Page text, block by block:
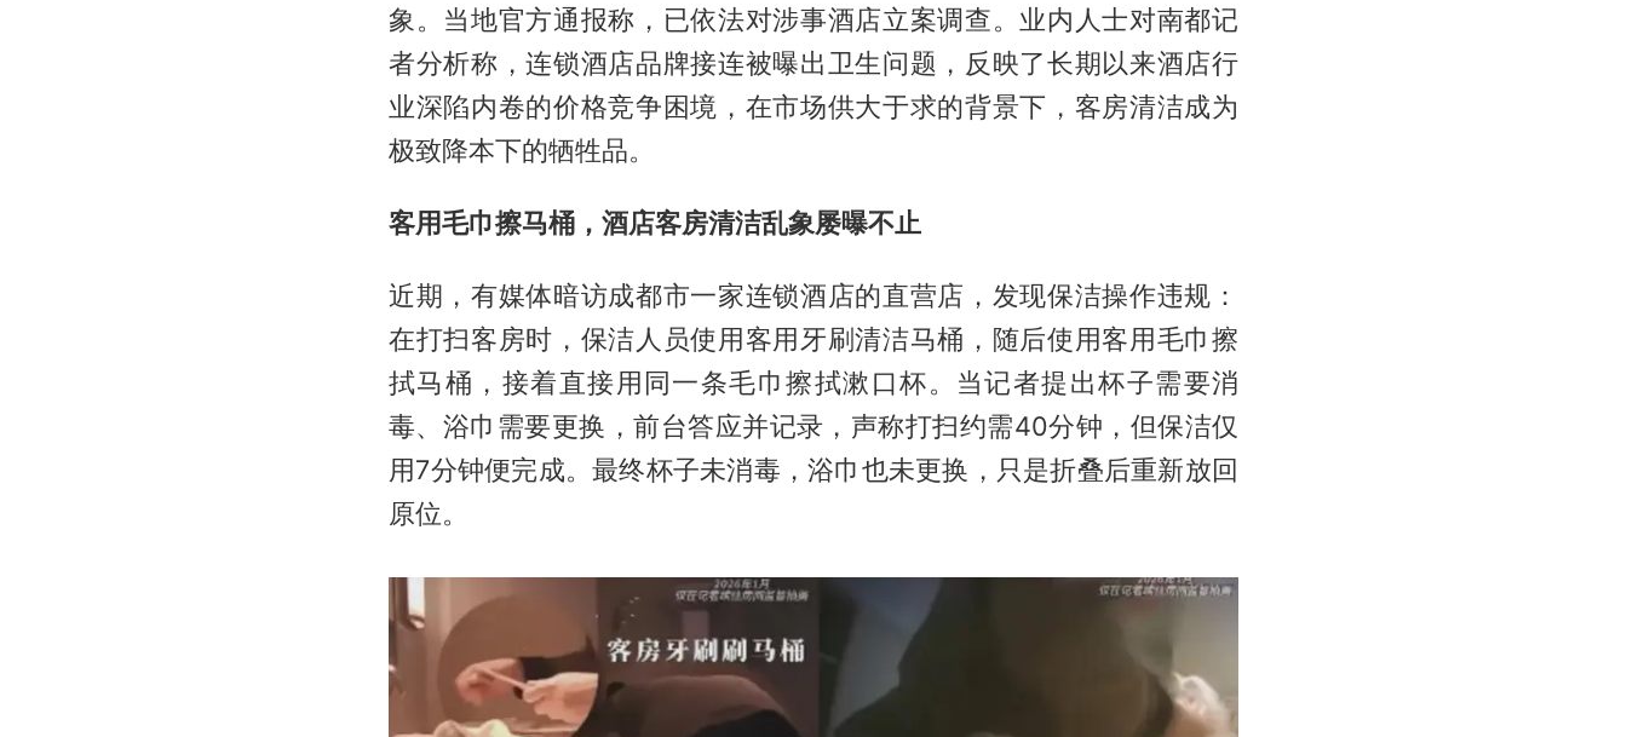
象。当地官方通报称，已依法对涉事酒店立案调查。业内人士对南都记
者分析称，连锁酒店品牌接连被曝出卫生问题，反映了长期以来酒店行
业深陷内卷的价格竞争困境，在市场供大于求的背景下，客房清洁成为
极致降本下的牺牲品。
客用毛巾擦马桶，酒店客房清洁乱象屡曝不止
近期，有媒体暗访成都市一家连锁酒店的直营店，发现保洁操作违规：
在打扫客房时，保洁人员使用客用牙刷清洁马桶，随后使用客用毛巾擦
拭马桶，接着直接用同一条毛巾擦拭漱口杯。当记者提出杯子需要消
毒、浴巾需要更换，前台答应并记录，声称打扫约需40分钟，但保洁仅
用7分钟便完成。最终杯子未消毒，浴巾也未更换，只是折叠后重新放回
原位。